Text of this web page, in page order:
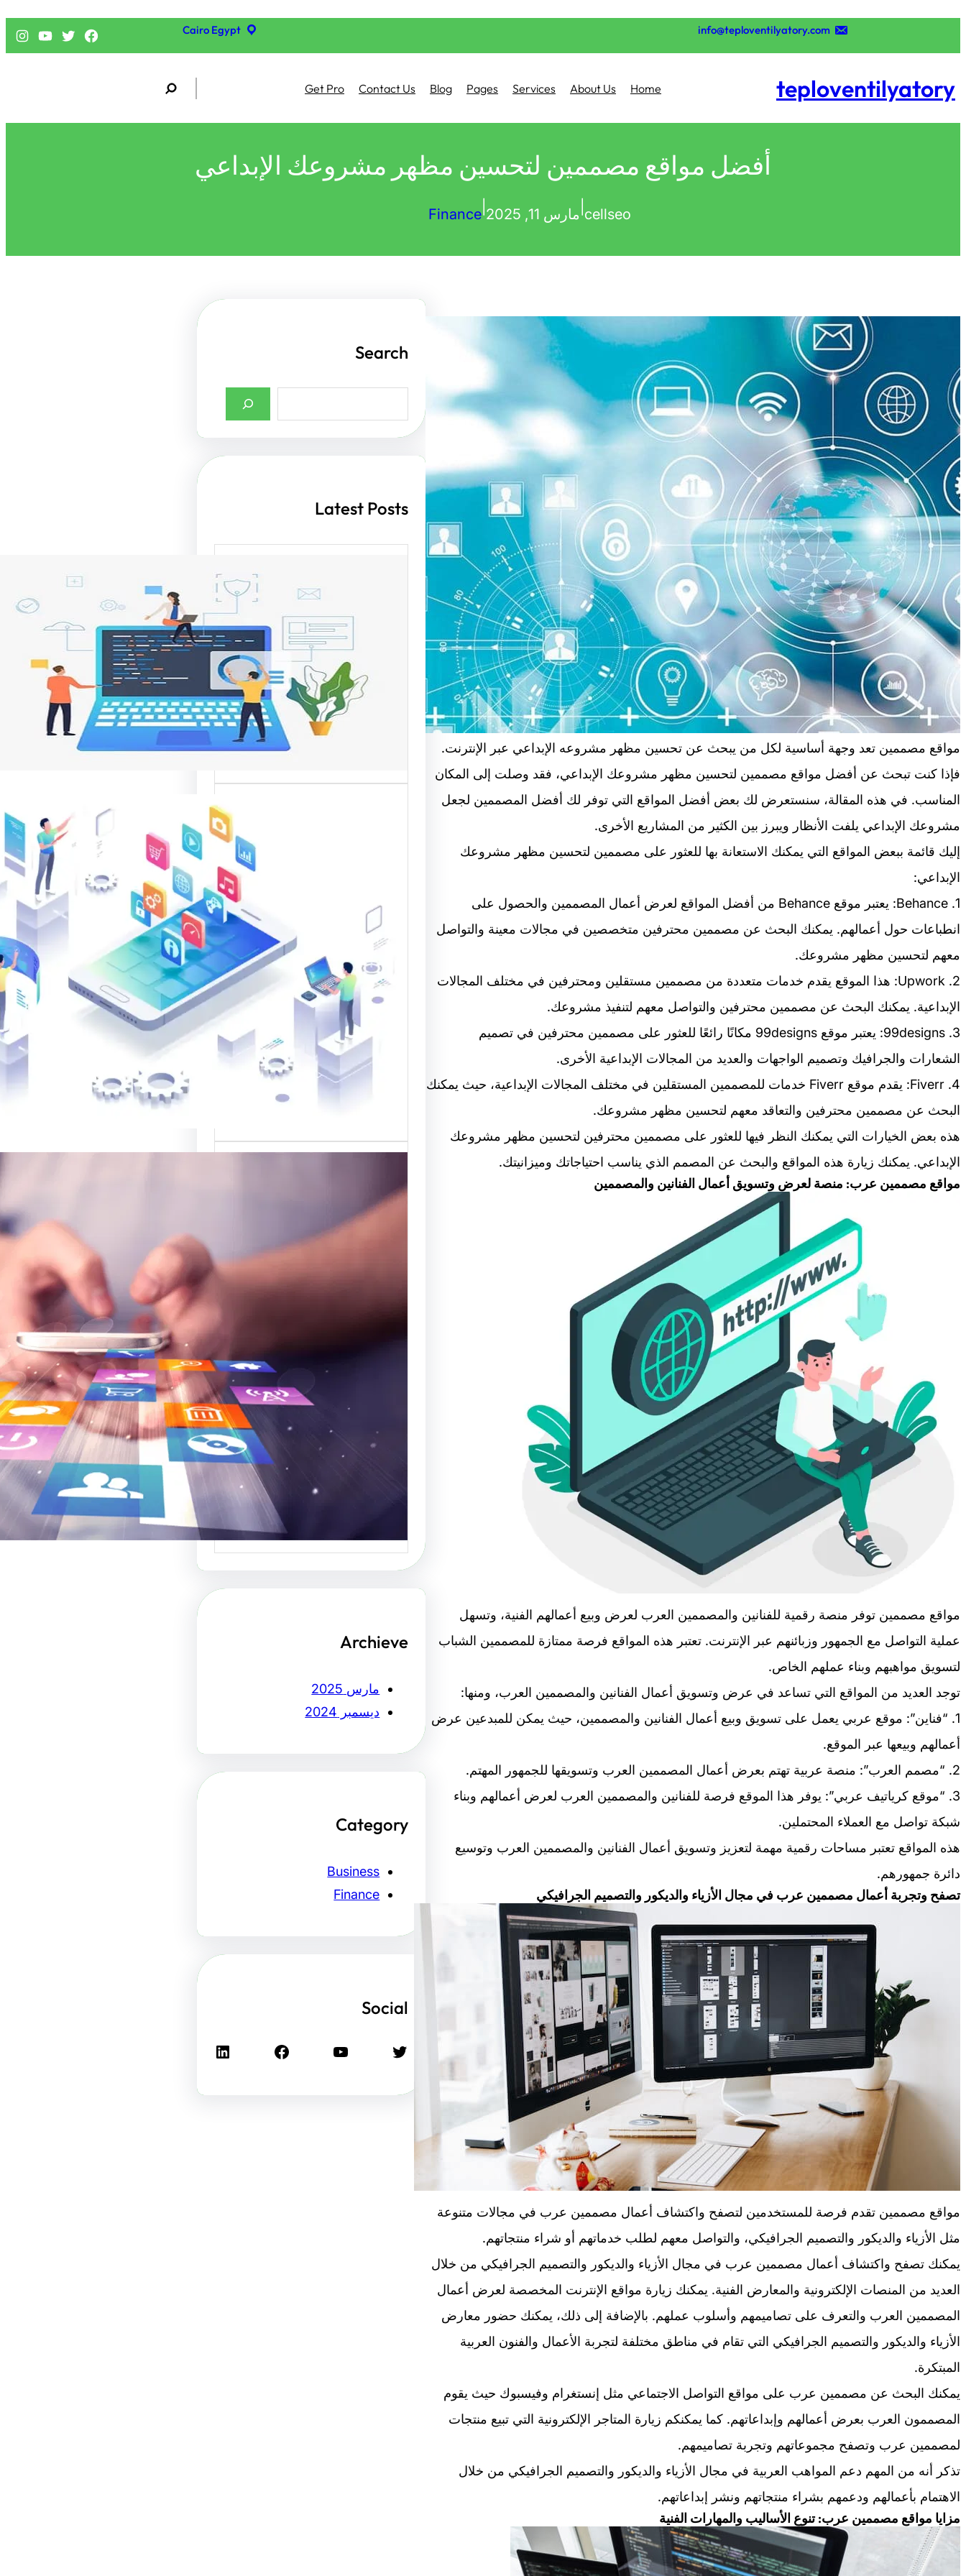
info@teploventilyatory.com
Cairo Egypt فيسبوك تويتر يوتيوب إنستجرام
teploventilyatory
Home
About Us
Services
Pages
Blog
Contact Us
Get Pro
S
a
c
أفضل مواقع مصممين لتحسين مظهر مشروعك الإبداعي
cellseo مارس 11, 2025 Finance
مواقع مصممين تعد وجهة أساسية لكل من يبحث عن تحسين مظهر مشروعه الإبداعي عبر الإنترنت.
فإذا كنت تبحث عن أفضل مواقع مصممين لتحسين مظهر مشروعك الإبداعي، فقد وصلت إلى المكان
المناسب. في هذه المقالة، سنستعرض لك بعض أفضل المواقع التي توفر لك أفضل المصممين لجعل
مشروعك الإبداعي يلفت الأنظار ويبرز بين الكثير من المشاريع الأخرى.
إليك قائمة ببعض المواقع التي يمكنك الاستعانة بها للعثور على مصممين لتحسين مظهر مشروعك
الإبداعي:
1. Behance: يعتبر موقع Behance من أفضل المواقع لعرض أعمال المصممين والحصول على
انطباعات حول أعمالهم. يمكنك البحث عن مصممين محترفين متخصصين في مجالات معينة والتواصل
معهم لتحسين مظهر مشروعك.
2. Upwork: هذا الموقع يقدم خدمات متعددة من مصممين مستقلين ومحترفين في مختلف المجالات
الإبداعية. يمكنك البحث عن مصممين محترفين والتواصل معهم لتنفيذ مشروعك.
3. 99designs: يعتبر موقع 99designs مكانًا رائعًا للعثور على مصممين محترفين في تصميم
الشعارات والجرافيك وتصميم الواجهات والعديد من المجالات الإبداعية الأخرى.
4. Fiverr: يقدم موقع Fiverr خدمات للمصممين المستقلين في مختلف المجالات الإبداعية، حيث يمكنك
البحث عن مصممين محترفين والتعاقد معهم لتحسين مظهر مشروعك.
هذه بعض الخيارات التي يمكنك النظر فيها للعثور على مصممين محترفين لتحسين مظهر مشروعك
الإبداعي. يمكنك زيارة هذه المواقع والبحث عن المصمم الذي يناسب احتياجاتك وميزانيتك.
مواقع مصممين عرب: منصة لعرض وتسويق أعمال الفنانين والمصممين
مواقع مصممين توفر منصة رقمية للفنانين والمصممين العرب لعرض وبيع أعمالهم الفنية، وتسهل
عملية التواصل مع الجمهور وزبائنهم عبر الإنترنت. تعتبر هذه المواقع فرصة ممتازة للمصممين الشباب
لتسويق مواهبهم وبناء عملهم الخاص.
توجد العديد من المواقع التي تساعد في عرض وتسويق أعمال الفنانين والمصممين العرب، ومنها:
1. “فناين”: موقع عربي يعمل على تسويق وبيع أعمال الفنانين والمصممين، حيث يمكن للمبدعين عرض
أعمالهم وبيعها عبر الموقع.
2. “مصمم العرب”: منصة عربية تهتم بعرض أعمال المصممين العرب وتسويقها للجمهور المهتم.
3. “موقع كرياتيف عربي”: يوفر هذا الموقع فرصة للفنانين والمصممين العرب لعرض أعمالهم وبناء
شبكة تواصل مع العملاء المحتملين.
هذه المواقع تعتبر مساحات رقمية مهمة لتعزيز وتسويق أعمال الفنانين والمصممين العرب وتوسيع
دائرة جمهورهم.
تصفح وتجربة أعمال مصممين عرب في مجال الأزياء والديكور والتصميم الجرافيكي
مواقع مصممين تقدم فرصة للمستخدمين لتصفح واكتشاف أعمال مصممين عرب في مجالات متنوعة
مثل الأزياء والديكور والتصميم الجرافيكي، والتواصل معهم لطلب خدماتهم أو شراء منتجاتهم.
يمكنك تصفح واكتشاف أعمال مصممين عرب في مجال الأزياء والديكور والتصميم الجرافيكي من خلال
العديد من المنصات الإلكترونية والمعارض الفنية. يمكنك زيارة مواقع الإنترنت المخصصة لعرض أعمال
المصممين العرب والتعرف على تصاميمهم وأسلوب عملهم. بالإضافة إلى ذلك، يمكنك حضور معارض
الأزياء والديكور والتصميم الجرافيكي التي تقام في مناطق مختلفة لتجربة الأعمال والفنون العربية
المبتكرة.
يمكنك البحث عن مصممين عرب على مواقع التواصل الاجتماعي مثل إنستغرام وفيسبوك حيث يقوم
المصممون العرب بعرض أعمالهم وإبداعاتهم. كما يمكنكم زيارة المتاجر الإلكترونية التي تبيع منتجات
لمصممين عرب وتصفح مجموعاتهم وتجربة تصاميمهم.
تذكر أنه من المهم دعم المواهب العربية في مجال الأزياء والديكور والتصميم الجرافيكي من خلال
الاهتمام بأعمالهم ودعمهم بشراء منتجاتهم ونشر إبداعاتهم.
مزايا مواقع مصممين عرب: تنوع الأساليب والمهارات الفنية
Search
a
Latest Posts
أهمية تصميم واجهات مواقع
الإنترنت في جذب الزوار
وتحسين تجربة المستخدم
تعد واجهات مواقع الإنترنت من
أهم عناصر تصميم المواقع
الإلكترونية،…
متخصصة في تقديم أفضل
القوالب لتصميم المواقع
موقع قوالب: منصة متخصصة
في تقديم أفضل القوالب
لتصميم المواقع…
الإبداعي والفنون البصرية
موقع عربي لبيع التصاميم هو
منصة رائدة في عالم الفنون…
Archieve
مارس 2025
ديسمبر 2024
Category
Business
Finance
Social
تويتر يوتيوب فيسبوك لينكد إن